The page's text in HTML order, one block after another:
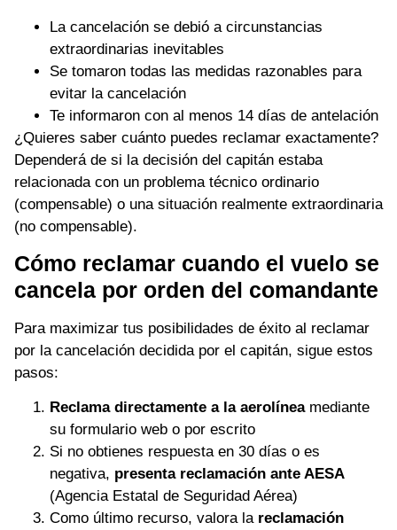
La cancelación se debió a circunstancias
extraordinarias inevitables
Se tomaron todas las medidas razonables para
evitar la cancelación
Te informaron con al menos 14 días de antelación
¿Quieres saber cuánto puedes reclamar exactamente?
Dependerá de si la decisión del capitán estaba
relacionada con un problema técnico ordinario
(compensable) o una situación realmente extraordinaria
(no compensable).
Cómo reclamar cuando el vuelo se
cancela por orden del comandante
Para maximizar tus posibilidades de éxito al reclamar
por la cancelación decidida por el capitán, sigue estos
pasos:
Reclama directamente a la aerolíneamediante
su formulario web o por escrito
Si no obtienes respuesta en 30 días o es
negativa, presenta reclamación ante AESA
(Agencia Estatal de Seguridad Aérea)
Como último recurso, valora la reclamación